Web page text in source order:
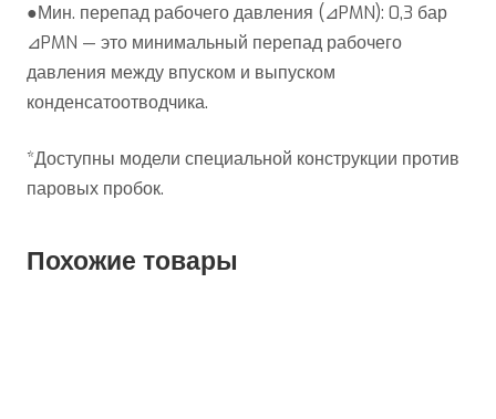
●Мин. перепад рабочего давления (⊿PMN): 0,3 бар
⊿PMN — это минимальный перепад рабочего
давления между впуском и выпуском
конденсатоотводчика.
*Доступны модели специальной конструкции против
паровых пробок.
Похожие товары